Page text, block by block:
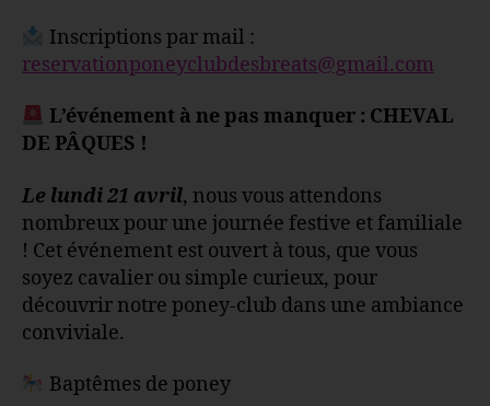
Inscriptions par mail :
reservationponeyclubdesbreats@gmail.com
L’événement à ne pas manquer : CHEVAL
DE PÂQUES !
Le lundi 21 avril, nous vous attendons
nombreux pour une journée festive et familiale
! Cet événement est ouvert à tous, que vous
soyez cavalier ou simple curieux, pour
découvrir notre poney-club dans une ambiance
conviviale.
Baptêmes de poney